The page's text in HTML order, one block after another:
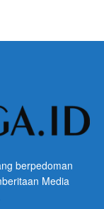
berpedoman
Media